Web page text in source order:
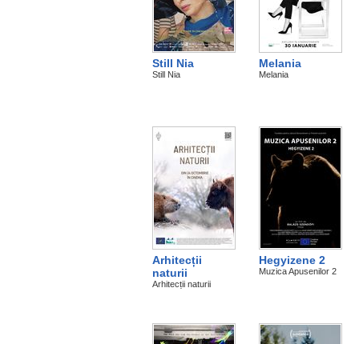
Still Nia
Still Nia
Melania
Melania
Arhitecții
naturii
Arhitecții naturii
Hegyizene 2
Muzica Apusenilor 2